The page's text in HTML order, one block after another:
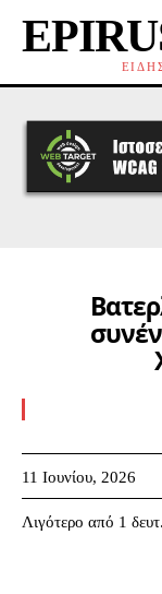
11 Ιουνίου, 2026
Λιγότερο από 1 δευτ.